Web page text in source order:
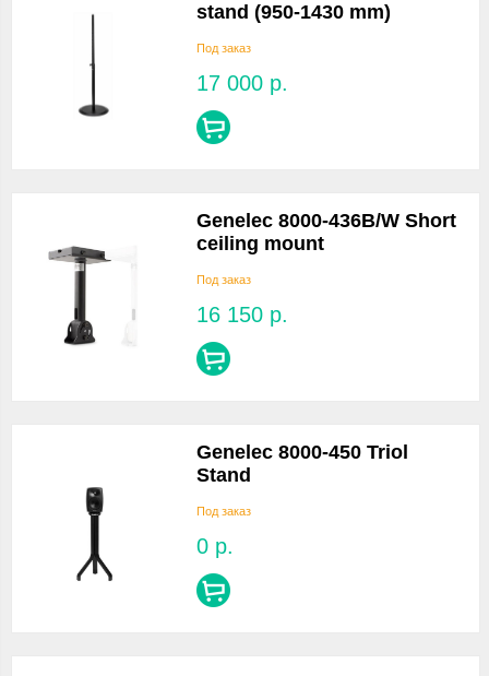
stand (950-1430 mm)
Под заказ
17 000 р.
Genelec 8000-436B/W Short
ceiling mount
Под заказ
16 150 р.
Genelec 8000-450 Triol
Stand
Под заказ
0 р.